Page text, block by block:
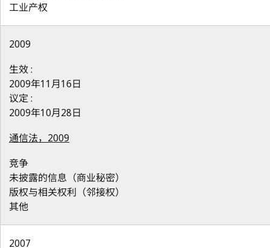
工业产权
2009
生效 :
2009年11月16日
议定 :
2009年10月28日
通信法，2009
竞争
未披露的信息（商业秘密）
版权与相关权利（邻接权）
其他
2007